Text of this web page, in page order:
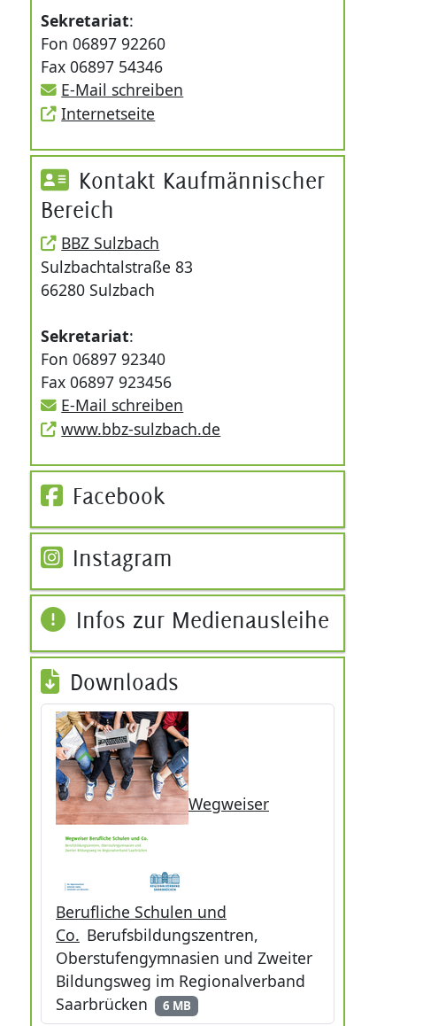
Sekretariat:
Fon 06897 92260
Fax 06897 54346
E-Mail schreiben
Internetseite
Kontakt Kaufmännischer
Bereich
BBZ Sulzbach
Sulzbachtalstraße 83
66280 Sulzbach
Sekretariat:
Fon 06897 92340
Fax 06897 923456
E-Mail schreiben
www.bbz-sulzbach.de
Facebook
Instagram
Infos zur Medienausleihe
Downloads
Wegweiser
Berufliche Schulen und
Co. Berufsbildungszentren,
Oberstufengymnasien und Zweiter
Bildungsweg im Regionalverband
Saarbrücken
6 MB